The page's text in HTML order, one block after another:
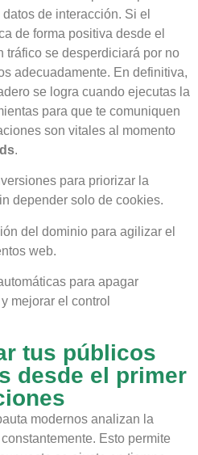
de interacción. Si el
de forma positiva desde el
tráfico se desperdiciará por no
adecuadamente. En definitiva,
se logra cuando ejecutas la
para que te comuniquen
son vitales al momento
.
para priorizar la
depender solo de cookies.
del dominio para agilizar el
web.
para apagar
mejorar el control
tus públicos
desde el primer
modernos analizan la
Esto permite